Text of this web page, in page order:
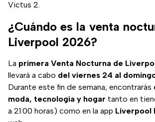
Victus 2.
¿Cuándo es la venta
Liverpool 2026?
La primera Venta Nocturna de
llevará a cabo del viernes 24 al
Durante este fin de semana, encontrarás
moda, tecnología y hogar tanto en
a 21:00 horas) como en la app Liverpool